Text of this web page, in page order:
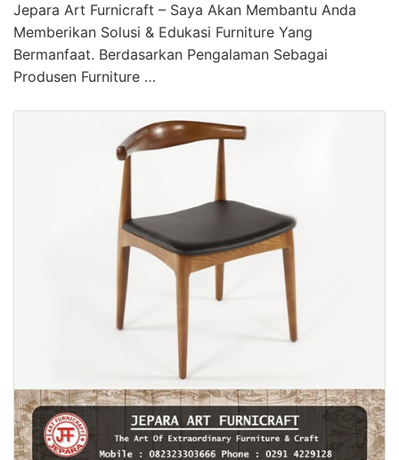
Jepara Art Furnicraft – Saya Akan Membantu Anda
Memberikan Solusi & Edukasi Furniture Yang
Bermanfaat. Berdasarkan Pengalaman Sebagai
Produsen Furniture …